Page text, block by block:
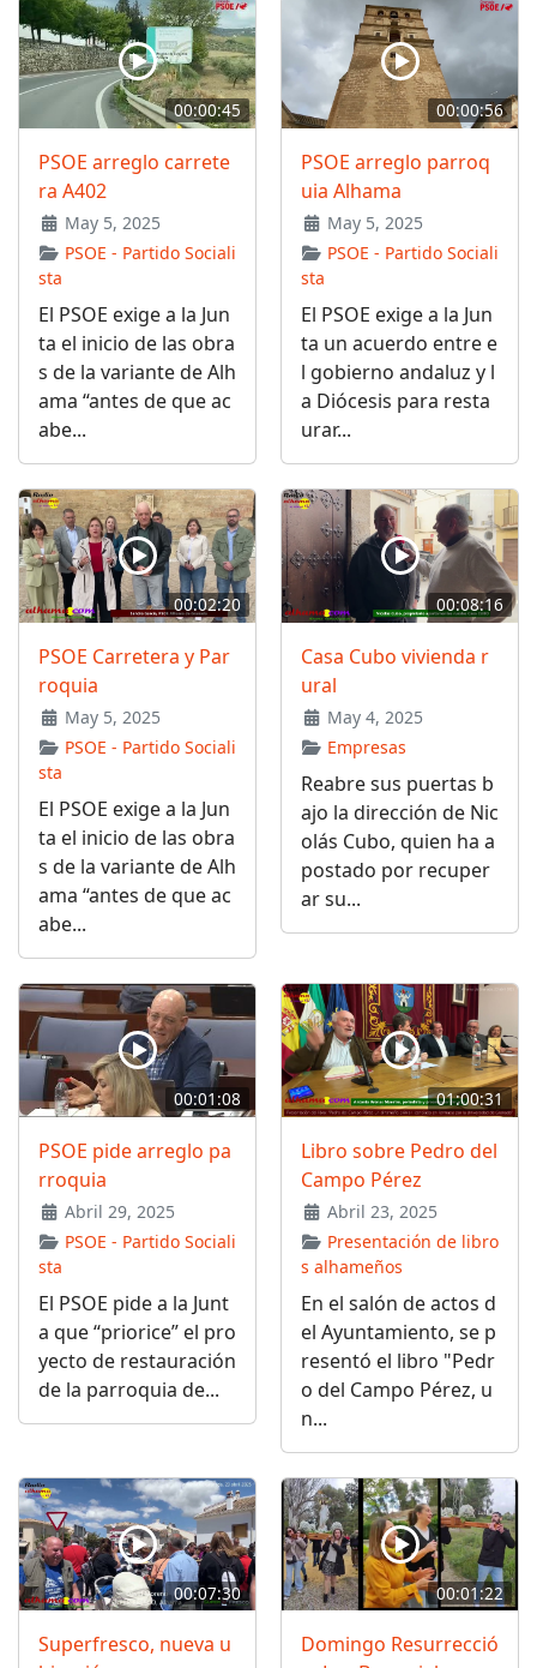
00:00:45
PSOE arreglo carrete
ra A402
May 5, 2025
PSOE - Partido Sociali
sta
El PSOE exige a la Jun
ta el inicio de las obra
s de la variante de Alh
ama “antes de que ac
abe...
00:00:56
PSOE arreglo parroq
uia Alhama
May 5, 2025
PSOE - Partido Sociali
sta
El PSOE exige a la Jun
ta un acuerdo entre e
l gobierno andaluz y l
a Diócesis para resta
urar...
00:02:20
PSOE Carretera y Par
roquia
May 5, 2025
PSOE - Partido Sociali
sta
El PSOE exige a la Jun
ta el inicio de las obra
s de la variante de Alh
ama “antes de que ac
abe...
00:08:16
Casa Cubo vivienda r
ural
May 4, 2025
Empresas
Reabre sus puertas b
ajo la dirección de Nic
olás Cubo, quien ha a
postado por recuper
ar su...
00:01:08
PSOE pide arreglo pa
rroquia
Abril 29, 2025
PSOE - Partido Sociali
sta
El PSOE pide a la Junt
a que “priorice” el pro
yecto de restauración
de la parroquia de...
01:00:31
Libro sobre Pedro del
Campo Pérez
Abril 23, 2025
Presentación de libro
s alhameños
En el salón de actos d
el Ayuntamiento, se p
resentó el libro "Pedr
o del Campo Pérez, u
n...
00:07:30
Superfresco, nueva u
00:01:22
Domingo Resurrecció